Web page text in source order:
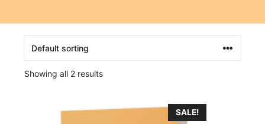
Showing all 2 results
SALE!